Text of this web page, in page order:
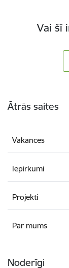
Vai šī
Ātrās saites
Vakances
Iepirkumi
Projekti
Par mums
Noderīgi